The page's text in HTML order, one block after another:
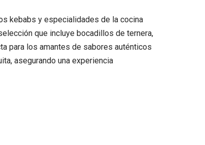
kebabs y especialidades de la cocina
que incluye bocadillos de ternera,
para los amantes de sabores auténticos
asegurando una experiencia